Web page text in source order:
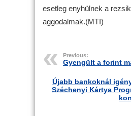
esetleg enyhülnek a
aggodalmak.(MTI)
Previous:
Gyengült a forint
Újabb bankoknál
Széchenyi Kártya